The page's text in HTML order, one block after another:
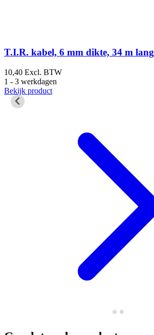
T.I.R. kabel, 6 mm dikte, 34 m lang
10,40 Excl. BTW
1 - 3 werkdagen
Bekijk product